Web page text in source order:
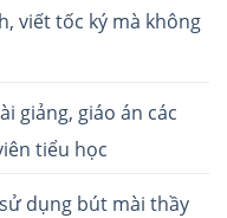
viết tốc ký mà không
giảng, giáo án các
tiểu học
dụng bút mài thầy